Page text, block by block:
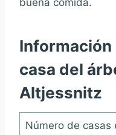
buena comida.
casa del
Altjessnitz
Número de casas